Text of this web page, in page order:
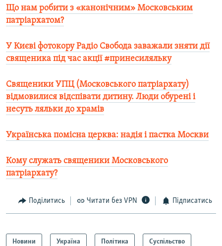
Що нам робити з «канонічним» Московським
патріархатом?​
У Києві фотокору Радіо Свобода заважали зняти дії
священика під час акції #принесиляльку
Священики УПЦ (Московського патріархату)
відмовилися відспівати дитину. Люди обурені і
несуть ляльки до храмів
Українська помісна церква: надія і пастка Москви
Кому служать священики Московського
патріархату?
Поділитись Читати без VPN Підписатись
Новини Україна Політика Суспільство